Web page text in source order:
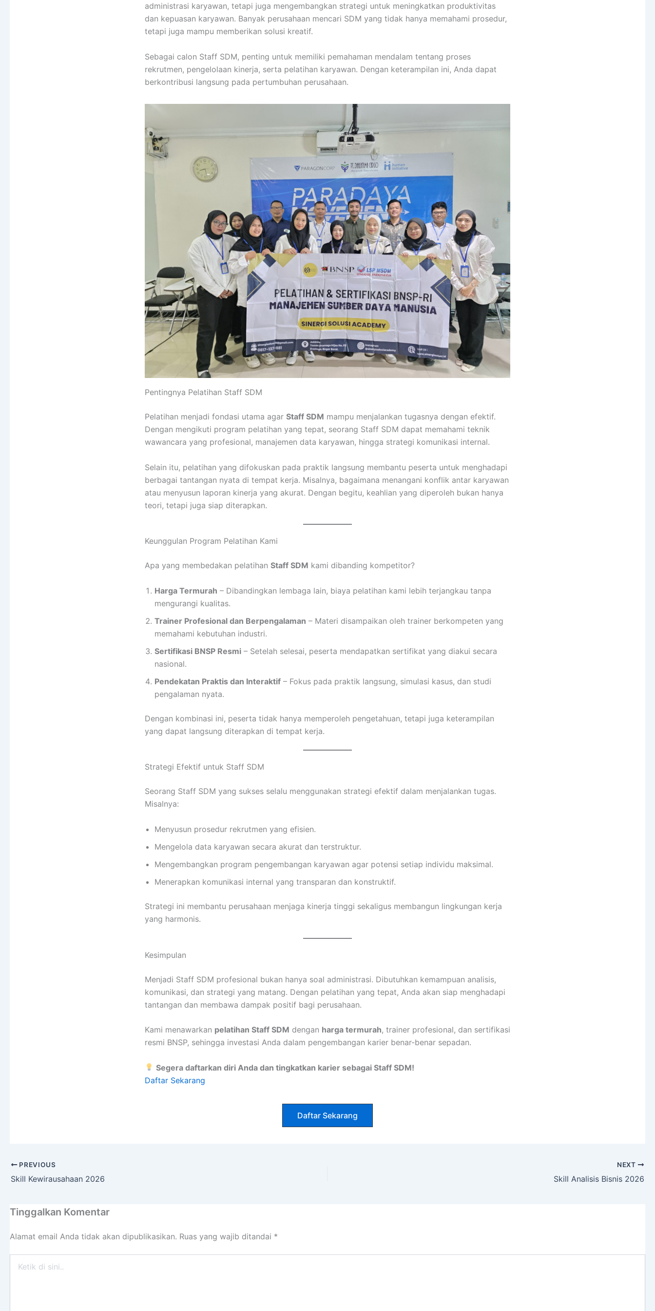
administrasi karyawan, tetapi juga mengembangkan strategi untuk meningkatkan produktivitas
dan kepuasan karyawan. Banyak perusahaan mencari SDM yang tidak hanya memahami prosedur,
tetapi juga mampu memberikan solusi kreatif.
Sebagai calon Staff SDM, penting untuk memiliki pemahaman mendalam tentang proses
rekrutmen, pengelolaan kinerja, serta pelatihan karyawan. Dengan keterampilan ini, Anda dapat
berkontribusi langsung pada pertumbuhan perusahaan.
Pentingnya Pelatihan Staff SDM
Pelatihan menjadi fondasi utama agar Staff SDM mampu menjalankan tugasnya dengan efektif.
Dengan mengikuti program pelatihan yang tepat, seorang Staff SDM dapat memahami teknik
wawancara yang profesional, manajemen data karyawan, hingga strategi komunikasi internal.
Selain itu, pelatihan yang difokuskan pada praktik langsung membantu peserta untuk menghadapi
berbagai tantangan nyata di tempat kerja. Misalnya, bagaimana menangani konflik antar karyawan
atau menyusun laporan kinerja yang akurat. Dengan begitu, keahlian yang diperoleh bukan hanya
teori, tetapi juga siap diterapkan.
Keunggulan Program Pelatihan Kami
Apa yang membedakan pelatihan Staff SDM kami dibanding kompetitor?
Harga Termurah – Dibandingkan lembaga lain, biaya pelatihan kami lebih terjangkau tanpa
mengurangi kualitas.
Trainer Profesional dan Berpengalaman – Materi disampaikan oleh trainer berkompeten yang
memahami kebutuhan industri.
Sertifikasi BNSP Resmi – Setelah selesai, peserta mendapatkan sertifikat yang diakui secara
nasional.
Pendekatan Praktis dan Interaktif – Fokus pada praktik langsung, simulasi kasus, dan studi
pengalaman nyata.
Dengan kombinasi ini, peserta tidak hanya memperoleh pengetahuan, tetapi juga keterampilan
yang dapat langsung diterapkan di tempat kerja.
Strategi Efektif untuk Staff SDM
Seorang Staff SDM yang sukses selalu menggunakan strategi efektif dalam menjalankan tugas.
Misalnya:
Menyusun prosedur rekrutmen yang efisien.
Mengelola data karyawan secara akurat dan terstruktur.
Mengembangkan program pengembangan karyawan agar potensi setiap individu maksimal.
Menerapkan komunikasi internal yang transparan dan konstruktif.
Strategi ini membantu perusahaan menjaga kinerja tinggi sekaligus membangun lingkungan kerja
yang harmonis.
Kesimpulan
Menjadi Staff SDM profesional bukan hanya soal administrasi. Dibutuhkan kemampuan analisis,
komunikasi, dan strategi yang matang. Dengan pelatihan yang tepat, Anda akan siap menghadapi
tantangan dan membawa dampak positif bagi perusahaan.
Kami menawarkan pelatihan Staff SDM dengan harga termurah, trainer profesional, dan sertifikasi
resmi BNSP, sehingga investasi Anda dalam pengembangan karier benar-benar sepadan.
Segera daftarkan diri Anda dan tingkatkan karier sebagai Staff SDM!
Daftar Sekarang
Daftar Sekarang
PREVIOUS
Skill Kewirausahaan 2026
NEXT
Skill Analisis Bisnis 2026
Tinggalkan Komentar
Alamat email Anda tidak akan dipublikasikan. Ruas yang wajib ditandai *